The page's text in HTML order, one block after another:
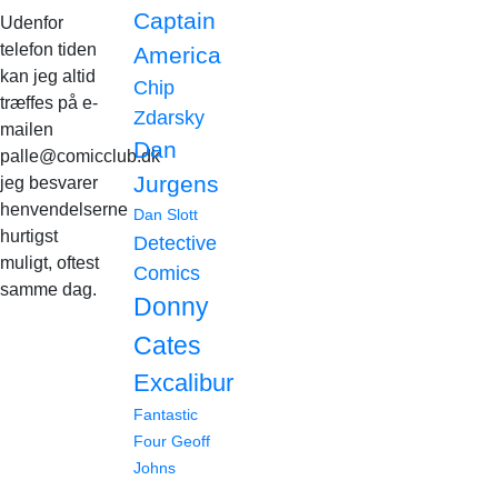
Udenfor
telefon tiden
kan jeg altid
træffes på e-
mailen
palle@comicclub.dk
jeg besvarer
henvendelserne
hurtigst
muligt, oftest
samme dag.
Captain
America
Chip
Zdarsky
Dan
Jurgens
Dan Slott
Detective
Comics
Donny
Cates
Excalibur
Fantastic
Four Geoff
Johns